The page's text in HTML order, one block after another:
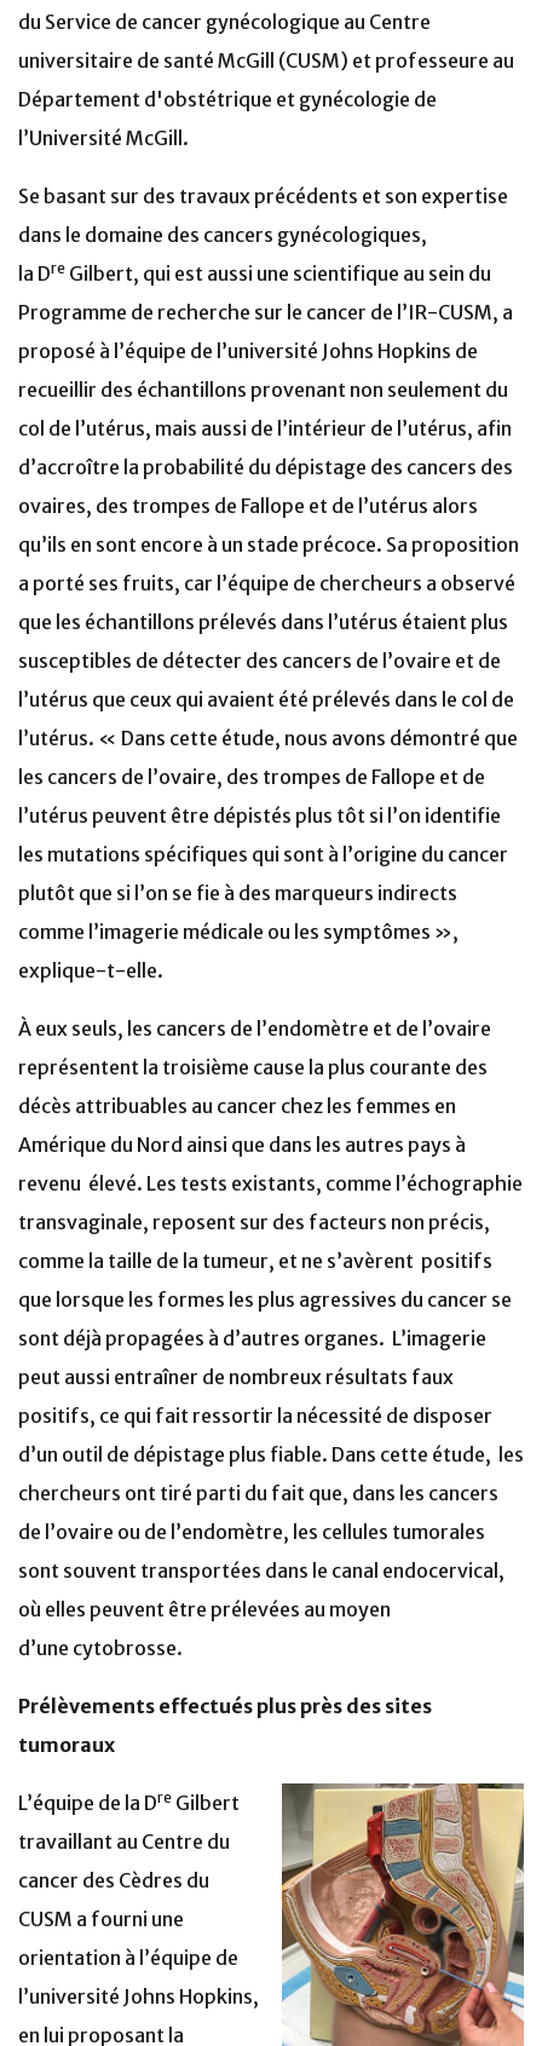
du Service de cancer gynécologique au Centre
universitaire de santé McGill (CUSM) et professeure au
Département d'obstétrique et gynécologie de
l’Université McGill.
Se basant sur des travaux précédents et son expertise
dans le domaine des cancers gynécologiques,
la Dre Gilbert, qui est aussi une scientifique au sein du
Programme de recherche sur le cancer de l’IR-CUSM, a
proposé à l’équipe de l’université Johns Hopkins de
recueillir des échantillons provenant non seulement du
col de l’utérus, mais aussi de l’intérieur de l’utérus, afin
d’accroître la probabilité du dépistage des cancers des
ovaires, des trompes de Fallope et de l’utérus alors
qu’ils en sont encore à un stade précoce. Sa proposition
a porté ses fruits, car l’équipe de chercheurs a observé
que les échantillons prélevés dans l’utérus étaient plus
susceptibles de détecter des cancers de l’ovaire et de
l’utérus que ceux qui avaient été prélevés dans le col de
l’utérus. « Dans cette étude, nous avons démontré que
les cancers de l’ovaire, des trompes de Fallope et de
l’utérus peuvent être dépistés plus tôt si l’on identifie
les mutations spécifiques qui sont à l’origine du cancer
plutôt que si l’on se fie à des marqueurs indirects
comme l’imagerie médicale ou les symptômes »,
explique-t-elle.
À eux seuls, les cancers de l’endomètre et de l’ovaire
représentent la troisième cause la plus courante des
décès attribuables au cancer chez les femmes en
Amérique du Nord ainsi que dans les autres pays à
revenu élevé. Les tests existants, comme l’échographie
transvaginale, reposent sur des facteurs non précis,
comme la taille de la tumeur, et ne s’avèrent positifs
que lorsque les formes les plus agressives du cancer se
sont déjà propagées à d’autres organes. L’imagerie
peut aussi entraîner de nombreux résultats faux
positifs, ce qui fait ressortir la nécessité de disposer
d’un outil de dépistage plus fiable. Dans cette étude, les
chercheurs ont tiré parti du fait que, dans les cancers
de l’ovaire ou de l’endomètre, les cellules tumorales
sont souvent transportées dans le canal endocervical,
où elles peuvent être prélevées au moyen
d’une cytobrosse.
Prélèvements effectués plus près des sites
tumoraux
L’équipe de la Dre Gilbert
travaillant au Centre du
cancer des Cèdres du
CUSM a fourni une
orientation à l’équipe de
l’université Johns Hopkins,
en lui proposant la